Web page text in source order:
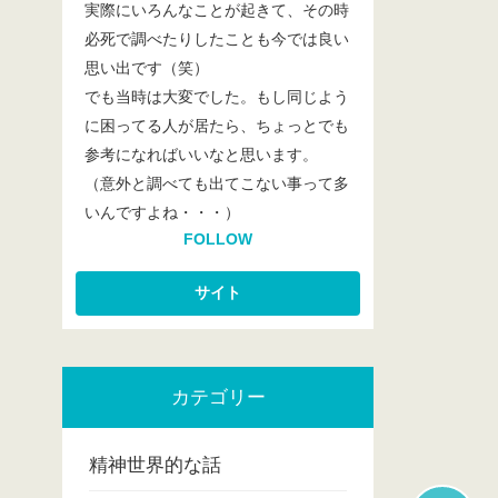
実際にいろんなことが起きて、その時
必死で調べたりしたことも今では良い
思い出です（笑）
でも当時は大変でした。もし同じよう
に困ってる人が居たら、ちょっとでも
参考になればいいなと思います。
（意外と調べても出てこない事って多
いんですよね・・・）
FOLLOW
カテゴリー
精神世界的な話